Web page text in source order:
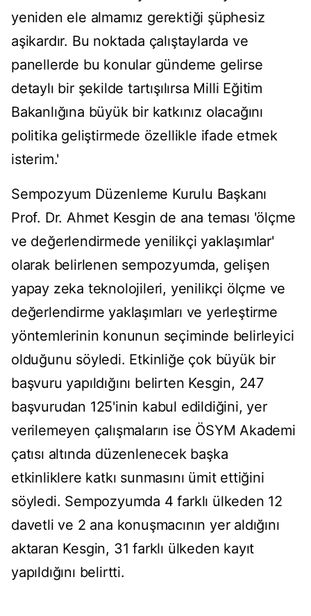
yeniden ele almamız gerektiği şüphesiz
aşikardır. Bu noktada çalıştaylarda ve
panellerde bu konular gündeme gelirse
detaylı bir şekilde tartışılırsa Milli Eğitim
Bakanlığına büyük bir katkınız olacağını
politika geliştirmede özellikle ifade etmek
isterim.'
Sempozyum Düzenleme Kurulu Başkanı
Prof. Dr. Ahmet Kesgin de ana teması 'ölçme
ve değerlendirmede yenilikçi yaklaşımlar'
olarak belirlenen sempozyumda, gelişen
yapay zeka teknolojileri, yenilikçi ölçme ve
değerlendirme yaklaşımları ve yerleştirme
yöntemlerinin konunun seçiminde belirleyici
olduğunu söyledi. Etkinliğe çok büyük bir
başvuru yapıldığını belirten Kesgin, 247
başvurudan 125'inin kabul edildiğini, yer
verilemeyen çalışmaların ise ÖSYM Akademi
çatısı altında düzenlenecek başka
etkinliklere katkı sunmasını ümit ettiğini
söyledi. Sempozyumda 4 farklı ülkeden 12
davetli ve 2 ana konuşmacının yer aldığını
aktaran Kesgin, 31 farklı ülkeden kayıt
yapıldığını belirtti.